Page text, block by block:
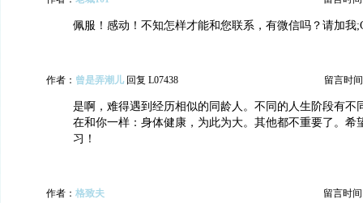
佩服！感动！不知怎样才能和您联系，有微信吗？请加我
作者： 曾是弄潮儿 回复 L07438 留言时
是啊，难得遇到经历相似的同龄人。不同的人生阶段有不
在和你一样：身体健康，为此为大。其他都不重要了。希
习！
作者： 格致夫 留言时间